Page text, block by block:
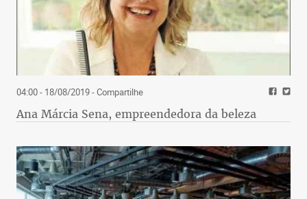
04:00 - 18/08/2019- Compartilhe
Ana Márcia Sena, empreendedora da beleza